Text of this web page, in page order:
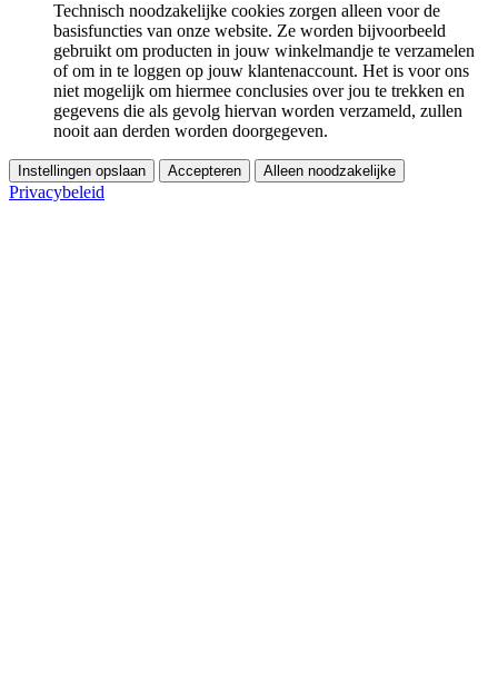
Technisch noodzakelijke cookies zorgen alleen voor de
basisfuncties van onze website. Ze worden bijvoorbeeld
gebruikt om producten in jouw winkelmandje te verzamelen
of om in te loggen op jouw klantenaccount. Het is voor ons
niet mogelijk om hiermee conclusies over jou te trekken en
gegevens die als gevolg hiervan worden verzameld, zullen
nooit aan derden worden doorgegeven.
Instellingen opslaan Accepteren Alleen noodzakelijke
Privacybeleid